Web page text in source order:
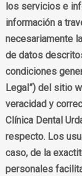
los servicios e
información a
necesariamente
de datos
condiciones
Legal”) del sitio
veracidad y
Clínica Dental
respecto. Los
caso, de la
personales